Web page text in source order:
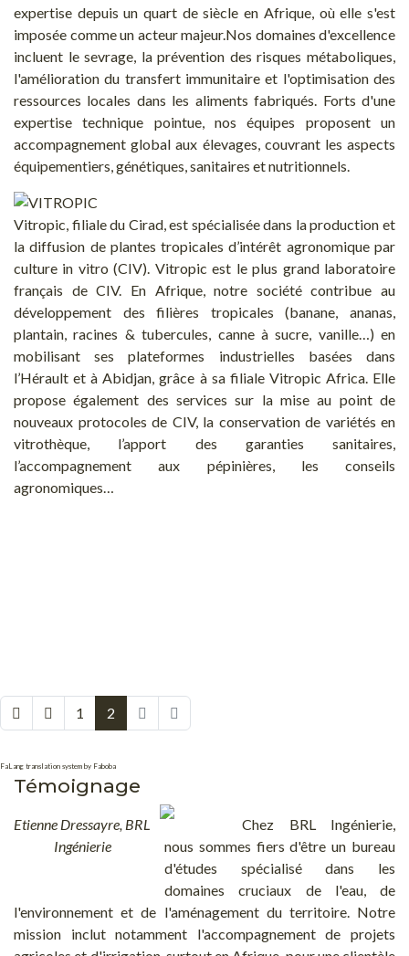
expertise depuis un quart de siècle en Afrique, où elle s'est
imposée comme un acteur majeur.Nos domaines d'excellence
incluent le sevrage, la prévention des risques métaboliques,
l'amélioration du transfert immunitaire et l'optimisation des
ressources locales dans les aliments fabriqués. Forts d'une
expertise technique pointue, nos équipes proposent un
accompagnement global aux élevages, couvrant les aspects
équipementiers, génétiques, sanitaires et nutritionnels.
Vitropic, filiale du Cirad, est spécialisée dans la production et
la diffusion de plantes tropicales d’intérêt agronomique par
culture in vitro (CIV). Vitropic est le plus grand laboratoire
français de CIV. En Afrique, notre société contribue au
développement des filières tropicales (banane, ananas,
plantain, racines & tubercules, canne à sucre, vanille…) en
mobilisant ses plateformes industrielles basées dans
l’Hérault et à Abidjan, grâce à sa filiale Vitropic Africa. Elle
propose également des services sur la mise au point de
nouveaux protocoles de CIV, la conservation de variétés en
vitrothèque, l’apport des garanties sanitaires,
l’accompagnement aux pépinières, les conseils
agronomiques…
1 2
FaLang translation system by Faboba
Témoignage
Etienne Dressayre, BRL
Ingénierie
Chez BRL Ingénierie,
nous sommes fiers d'être un bureau
d'études spécialisé dans les
domaines cruciaux de l'eau, de
l'environnement et de l'aménagement du territoire. Notre
mission inclut notamment l'accompagnement de projets